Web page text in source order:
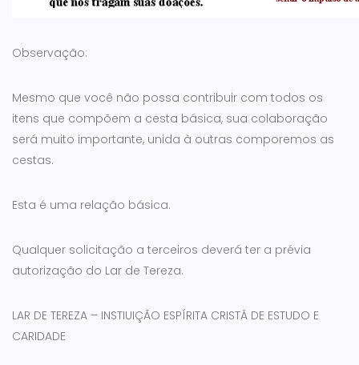
Observação:
Mesmo que você não possa contribuir com todos os
itens que compõem a cesta básica, sua colaboração
será muito importante, unida à outras comporemos as
cestas.
Esta é uma relação básica.
Qualquer solicitação a terceiros deverá ter a prévia
autorização do Lar de Tereza.
LAR DE TEREZA – INSTIUIÇÃO ESPÍRITA CRISTÃ DE ESTUDO E
CARIDADE